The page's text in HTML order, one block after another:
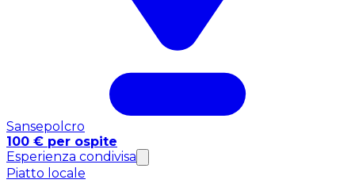
Sansepolcro
100 € per ospite
Esperienza condivisa
Piatto locale